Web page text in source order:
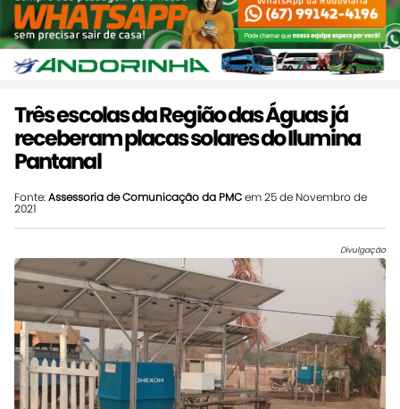
Três escolas da Região das Águas já
receberam placas solares do Ilumina
Pantanal
Fonte:Assessoria de Comunicação da PMCem 25 de Novembro de
2021
Divulgação